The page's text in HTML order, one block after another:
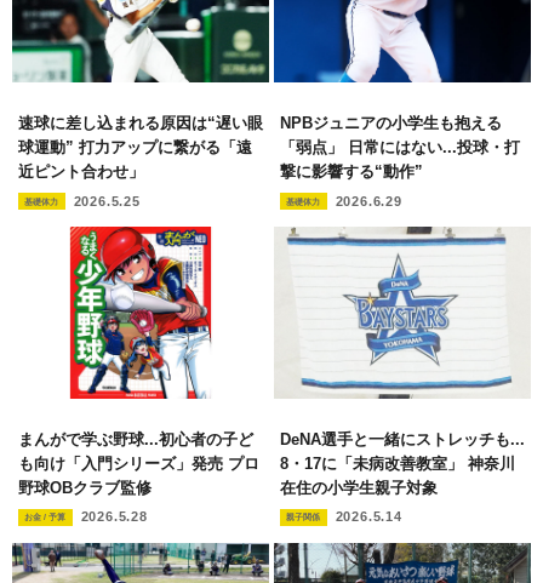
速球に差し込まれる原因は“遅い眼
球運動” 打力アップに繋がる「遠
近ピント合わせ」
基礎体力 2026.5.25
NPBジュニアの小学生も抱える
「弱点」 日常にはない...投球・打
撃に影響する“動作”
基礎体力 2026.6.29
まんがで学ぶ野球...初心者の子ど
も向け「入門シリーズ」発売 プロ
野球OBクラブ監修
お金 / 予算 2026.5.28
DeNA選手と一緒にストレッチも...
8・17に「未病改善教室」 神奈川
在住の小学生親子対象
親子関係 2026.5.14